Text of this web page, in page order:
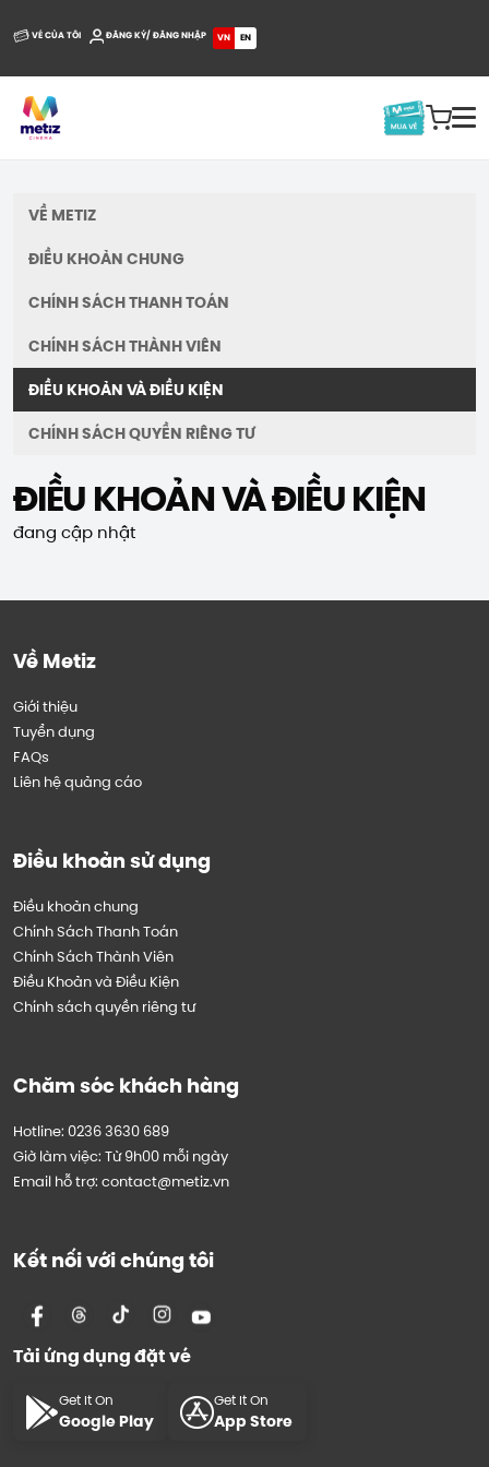
VÉ CỦA TÔI ĐĂNG KÝ/ ĐĂNG NHẬP VN EN
VỀ METIZ
ĐIỀU KHOẢN CHUNG
CHÍNH SÁCH THANH TOÁN
CHÍNH SÁCH THÀNH VIÊN
ĐIỀU KHOẢN VÀ ĐIỀU KIỆN
CHÍNH SÁCH QUYỀN RIÊNG TƯ
ĐIỀU KHOẢN VÀ ĐIỀU KIỆN
đang cập nhật
Về Metiz
Giới thiệu
Tuyển dụng
FAQs
Liên hệ quảng cáo
Điều khoản sử dụng
Điều khoản chung
Chính Sách Thanh Toán
Chính Sách Thành Viên
Điều Khoản và Điều Kiện
Chính sách quyền riêng tư
Chăm sóc khách hàng
Hotline: 0236 3630 689
Giờ làm việc: Từ 9h00 mỗi ngày
Email hỗ trợ: contact@metiz.vn
Kết nối với chúng tôi
Tải ứng dụng đặt vé
Get It On
Google Play
Get It On
App Store